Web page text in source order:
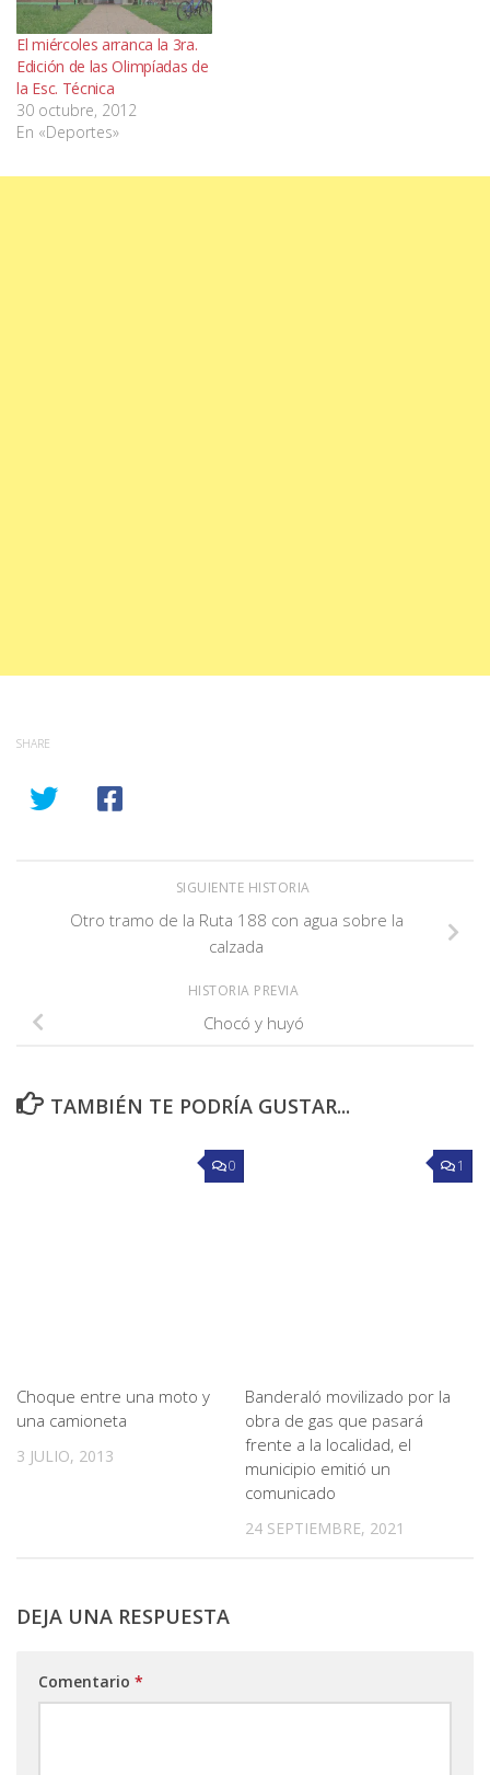
El miércoles arranca la 3ra.
Edición de las Olimpíadas de
la Esc. Técnica
30 octubre, 2012
En «Deportes»
SHARE
SIGUIENTE HISTORIA
Otro tramo de la Ruta 188 con agua sobre la
calzada
HISTORIA PREVIA
Chocó y huyó
TAMBIÉN TE PODRÍA GUSTAR...
0
Choque entre una moto y
una camioneta
3 JULIO, 2013
1
Banderaló movilizado por la
obra de gas que pasará
frente a la localidad, el
municipio emitió un
comunicado
24 SEPTIEMBRE, 2021
DEJA UNA RESPUESTA
Comentario *